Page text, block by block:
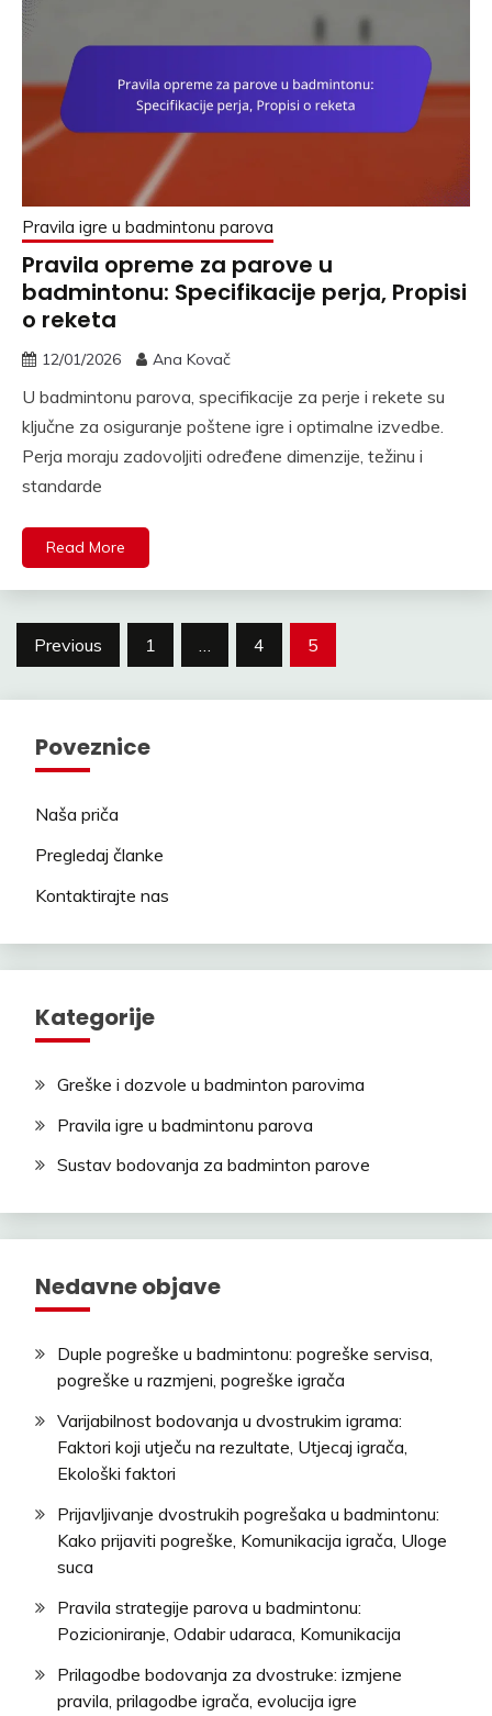
Pravila igre u badmintonu parova
Pravila opreme za parove u
badmintonu: Specifikacije perja, Propisi
o reketa
12/01/2026 Ana Kovač
U badmintonu parova, specifikacije za perje i rekete su
ključne za osiguranje poštene igre i optimalne izvedbe.
Perja moraju zadovoljiti određene dimenzije, težinu i
standarde
Read More
Posts
Previous 1 … 4 5
Poveznice
Naša priča
Pregledaj članke
Kontaktirajte nas
Kategorije
Greške i dozvole u badminton parovima
Pravila igre u badmintonu parova
Sustav bodovanja za badminton parove
Nedavne objave
Duple pogreške u badmintonu: pogreške servisa,
pogreške u razmjeni, pogreške igrača
Varijabilnost bodovanja u dvostrukim igrama:
Faktori koji utječu na rezultate, Utjecaj igrača,
Ekološki faktori
Prijavljivanje dvostrukih pogrešaka u badmintonu:
Kako prijaviti pogreške, Komunikacija igrača, Uloge
suca
Pravila strategije parova u badmintonu:
Pozicioniranje, Odabir udaraca, Komunikacija
Prilagodbe bodovanja za dvostruke: izmjene
pravila, prilagodbe igrača, evolucija igre